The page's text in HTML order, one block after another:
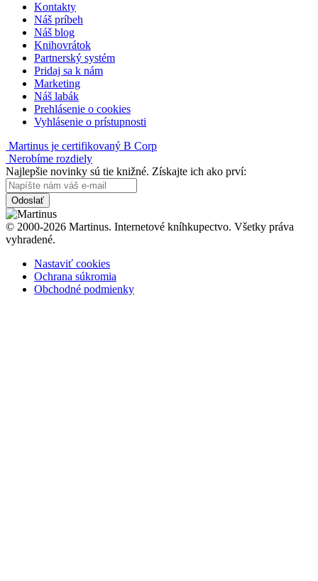
Kontakty
Náš príbeh
Náš blog
Knihovrátok
Partnerský systém
Pridaj sa k nám
Marketing
Náš labák
Prehlásenie o cookies
Vyhlásenie o prístupnosti
Martinus je certifikovaný B Corp
Nerobíme rozdiely
Najlepšie novinky sú tie knižné. Získajte ich ako prví:
Odoslať
© 2000-2026 Martinus. Internetové kníhkupectvo. Všetky práva
vyhradené.
Nastaviť cookies
Ochrana súkromia
Obchodné podmienky